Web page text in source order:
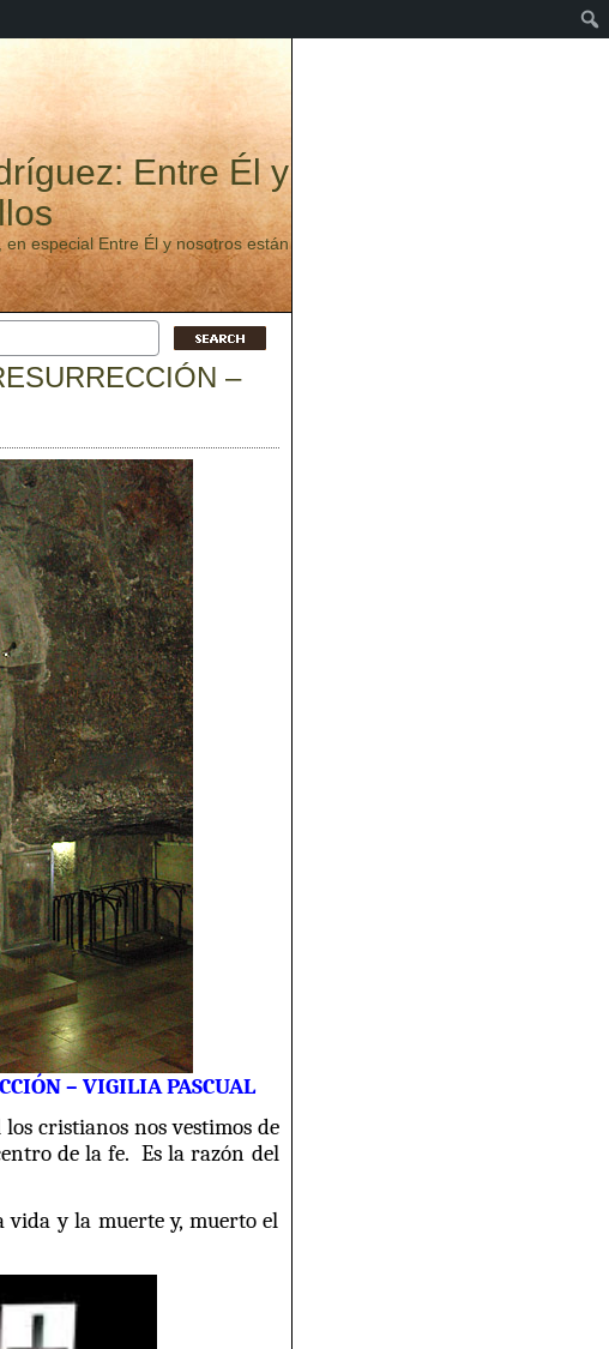
Entre Él y
especial Entre Él y nosotros están
–
– VIGILIA PASCUAL
cristianos nos vestimos de
de la fe. Es la razón del
y la muerte y, muerto el